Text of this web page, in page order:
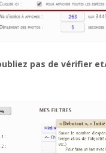
pas de vérifier